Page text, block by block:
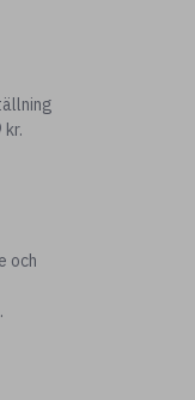
kr.
och